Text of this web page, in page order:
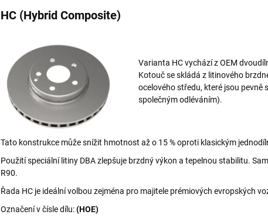
HC (Hybrid Composite)
Varianta HC vychází z OEM
Kotouč se skládá z litinového
ocelového středu, které jsou pevně
společným odléváním).
Tato konstrukce může snížit hmotnost až o 15 % oproti klasickým
Použití speciální litiny DBA zlepšuje brzdný výkon a tepelnou stabilitu.
R90.
Řada HC je ideální volbou zejména pro majitele prémiových evropských
Označení v čísle dílu:(HOE)